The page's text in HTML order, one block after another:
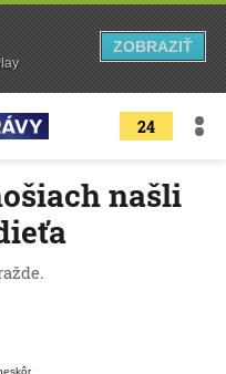
24
našli
ZOBRAZIŤ